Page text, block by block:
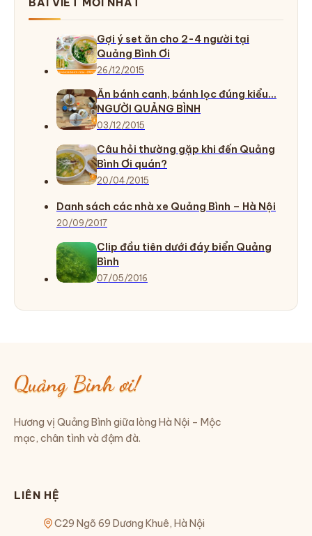
Gợi ý set ăn cho 2-4 người tại
Quảng Bình Ơi
26/12/2015
Ăn bánh canh, bánh lọc đúng kiểu…
NGƯỜI QUẢNG BÌNH
03/12/2015
Câu hỏi thường gặp khi đến Quảng
Bình Ơi quán?
20/04/2015
Danh sách các nhà xe Quảng Bình – Hà Nội
20/09/2017
Clip đầu tiên dưới đáy biển Quảng
Bình
07/05/2016
Quảng Bình ơi!
Hương vị Quảng Bình giữa lòng Hà Nội – Mộc
mạc, chân tình và đậm đà.
LIÊN HỆ
C29 Ngõ 69 Dương Khuê, Hà Nội